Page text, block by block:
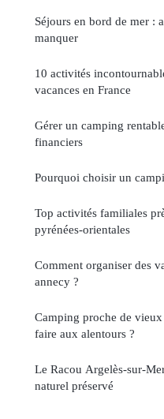
Séjours en bord de mer :
manquer
10 activités
vacances en France
Gérer un camping
financiers
Pourquoi choisir un
Top activités familiales
pyrénées-orientales
Comment organiser des
annecy ?
Camping proche de
faire aux alentours ?
Le Racou Argelès-sur-
naturel préservé